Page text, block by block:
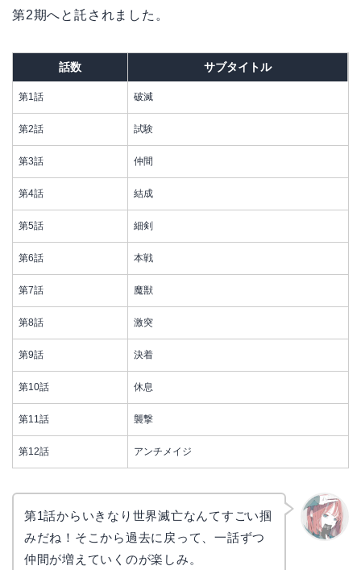
第2期へと託されました。
話数 サブタイトル
第1話 破滅
第2話 試験
第3話 仲間
第4話 結成
第5話 細剣
第6話 本戦
第7話 魔獣
第8話 激突
第9話 決着
第10話 休息
第11話 襲撃
第12話 アンチメイジ
第1話からいきなり世界滅亡なんてすごい掴
みだね！そこから過去に戻って、一話ずつ
仲間が増えていくのが楽しみ。